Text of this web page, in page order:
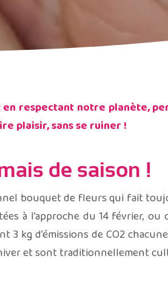
respectant notre planète,
plaisir, sans se ruiner !
de saison !
bouquet de fleurs qui fait
à l’approche du 14 février,
3 kg d’émissions de CO2
et sont traditionnellement